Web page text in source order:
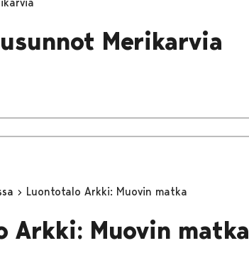
Merikarvia
Luontotalo Arkki: Muovin matka
Arkki: Muovin matka